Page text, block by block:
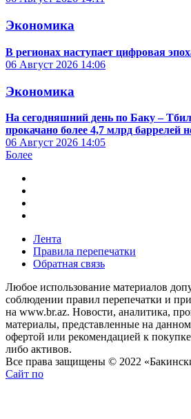
Экономика
В регионах наступает цифровая
06 Август 2026 14:06
Экономика
На сегодняшний день по Баку –
прокачано более 4,7 млрд баррелей
06 Август 2026 14:05
Более
Лента
Правила перепечатки
Обратная связь
Любое использование материалов
соблюдении правил перепечатки и
на www.br.az. Новости, аналитика,
материалы, представленные на
офертой или рекомендацией к
либо активов.
Все права защищены © 2022
Сайт по